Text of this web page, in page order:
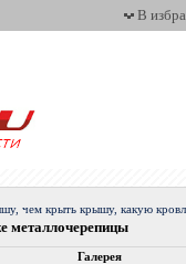
В
чем крыть крышу, какую
металлочерепицы
Галерея